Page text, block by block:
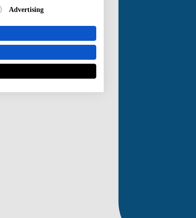
Advertising